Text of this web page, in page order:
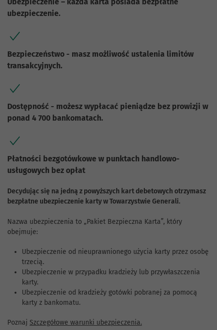
Ubezpieczenie – każda karta posiada bezpłatne
ubezpieczenie.
Bezpieczeństwo - masz możliwość ustalenia limitów
transakcyjnych.
Dostępność - możesz wypłacać pieniądze bez prowizji w
ponad 4 700 bankomatach.
Płatności bezgotówkowe w punktach handlowo-
usługowych bez opłat
Decydując się na jedną z powyższych kart debetowych otrzymasz
bezpłatne ubezpieczenie karty w Towarzystwie Generali.
Nazwa ubezpieczenia to „Pakiet Bezpieczna Karta”, który
obejmuje:
Ubezpieczenie od nieuprawnionego użycia karty przez osobę
trzecią.
Ubezpieczenie w przypadku kradzieży lub przywłaszczenia
karty.
Ubezpieczenie od kradzieży gotówki pobranej za pomocą
karty z bankomatu.
Poznaj Szczegółowe warunki ubezpieczenia.